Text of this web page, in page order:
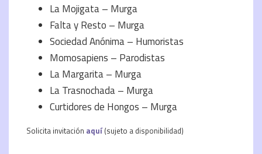
La Mojigata – Murga
Falta y Resto – Murga
Sociedad Anónima – Humoristas
Momosapiens – Parodistas
La Margarita – Murga
La Trasnochada – Murga
Curtidores de Hongos – Murga
Solicita invitación aquí (sujeto a disponibilidad)